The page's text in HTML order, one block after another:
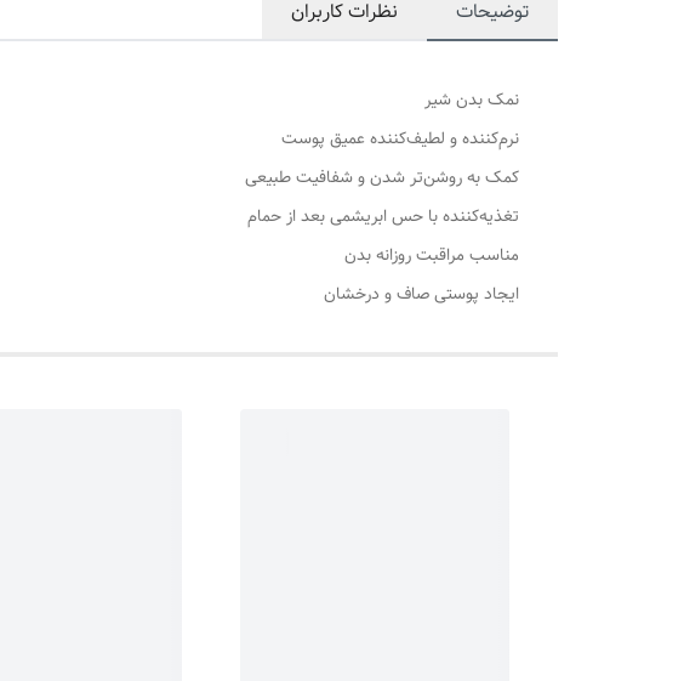
توضیحات نظرات کاربران
نمک بدن شیر
نرم‌کننده و لطیف‌کننده عمیق پوست
کمک به روشن‌تر شدن و شفافیت طبیعی
تغذیه‌کننده با حس ابریشمی بعد از حمام
مناسب مراقبت روزانه بدن
ایجاد پوستی صاف و درخشان